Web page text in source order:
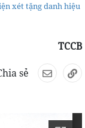
xét tặng danh hiệu
TCCB
sẻ